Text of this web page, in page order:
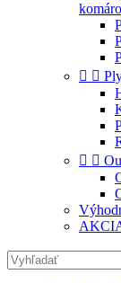
 
 